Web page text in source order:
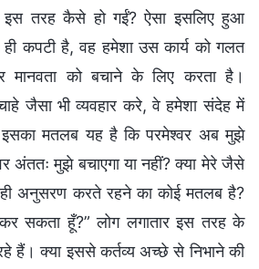
इस तरह कैसे हो गईं? ऐसा इसलिए हुआ
ही कपटी है, वह हमेशा उस कार्य को गलत
मानवता को बचाने के लिए करता है।
जैसा भी व्यवहार करे, वे हमेशा संदेह में
मतलब यह है कि परमेश्वर अब मुझे
अंततः मुझे बचाएगा या नहीं? क्या मेरे जैसे
ही अनुसरण करते रहने का कोई मतलब है?
सकता हूँ?” लोग लगातार इस तरह के
हैं। क्या इससे कर्तव्य अच्छे से निभाने की